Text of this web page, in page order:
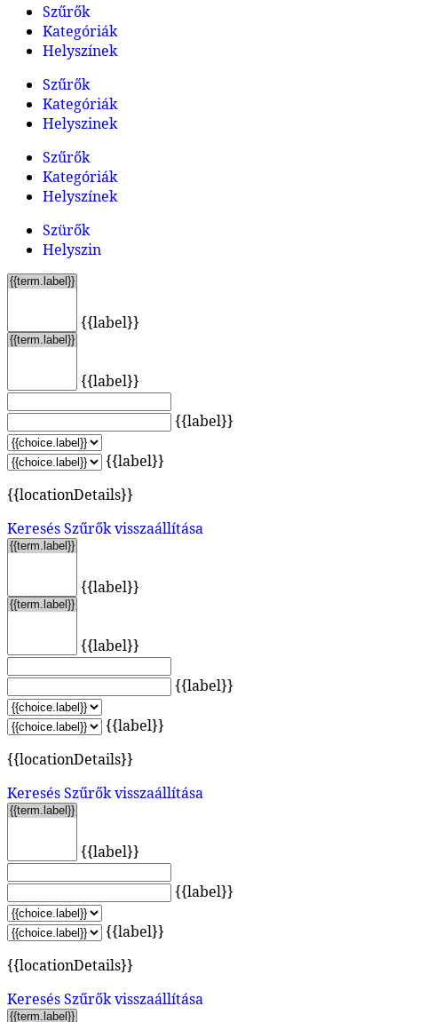
Szűrők
Kategóriák
Helyszínek
Szűrők
Kategóriák
Helyszinek
Szűrők
Kategóriák
Helyszínek
Szürők
Helyszin
{{label}}
{{label}}
{{label}}
{{label}}
{{locationDetails}}
KeresésSzűrők visszaállítása
{{label}}
{{label}}
{{label}}
{{label}}
{{locationDetails}}
KeresésSzűrők visszaállítása
{{label}}
{{label}}
{{label}}
{{locationDetails}}
KeresésSzűrők visszaállítása